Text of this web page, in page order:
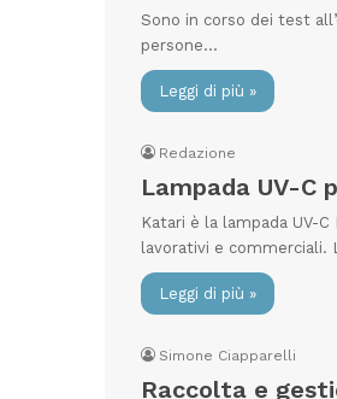
Sono in corso dei test
persone…
Leggi di più »
Redazione
Lampada UV-C
Katari è la lampada UV-
lavorativi e commerciali.
Leggi di più »
Simone Ciapparelli
Raccolta e